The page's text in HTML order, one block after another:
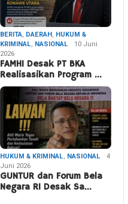
BERITA, DAERAH, HUKUM &
KRIMINAL, NASIONAL
10 Juni
2026
FAMHI Desak PT BKA
Realisasikan Program …
HUKUM & KRIMINAL, NASIONAL
4
Juni 2026
GUNTUR dan Forum Bela
Negara RI Desak Sa…